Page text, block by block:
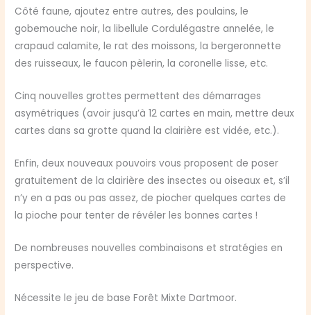
Côté faune, ajoutez entre autres, des poulains, le
gobemouche noir, la libellule Cordulégastre annelée, le
crapaud calamite, le rat des moissons, la bergeronnette
des ruisseaux, le faucon pèlerin, la coronelle lisse, etc.
Cinq nouvelles grottes permettent des démarrages
asymétriques (avoir jusqu’à 12 cartes en main, mettre deux
cartes dans sa grotte quand la clairière est vidée, etc.).
Enfin, deux nouveaux pouvoirs vous proposent de poser
gratuitement de la clairière des insectes ou oiseaux et, s’il
n’y en a pas ou pas assez, de piocher quelques cartes de
la pioche pour tenter de révéler les bonnes cartes !
De nombreuses nouvelles combinaisons et stratégies en
perspective.
Nécessite le jeu de base Forêt Mixte Dartmoor.